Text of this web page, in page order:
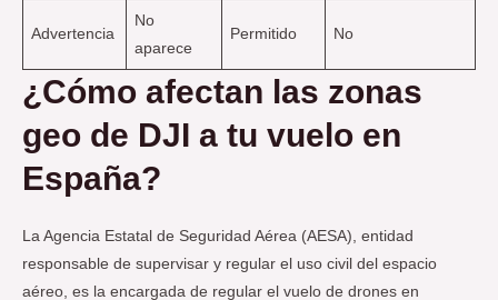
Advertencia
No
aparece
Permitido No
¿Cómo afectan las zonas
geo de DJI a tu vuelo en
España?
La Agencia Estatal de Seguridad Aérea (AESA), entidad
responsable de supervisar y regular el uso civil del espacio
aéreo, es la encargada de regular el vuelo de drones en